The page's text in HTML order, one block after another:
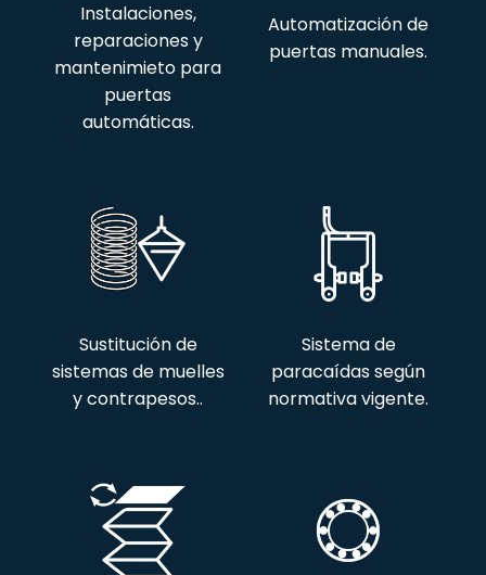
Instalaciones,
reparaciones y
mantenimieto para
puertas
automáticas.
Automatización de
puertas manuales.
Sustitución de
sistemas de muelles
y contrapesos..
Sistema de
paracaídas según
normativa vigente.